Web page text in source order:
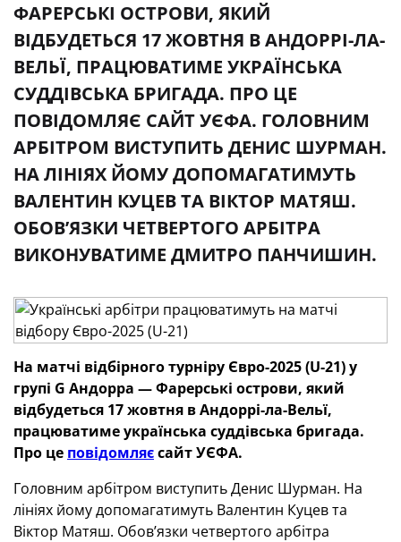
ФАРЕРСЬКІ ОСТРОВИ, ЯКИЙ
ВІДБУДЕТЬСЯ 17 ЖОВТНЯ В АНДОРРІ-ЛА-
ВЕЛЬЇ, ПРАЦЮВАТИМЕ УКРАЇНСЬКА
СУДДІВСЬКА БРИГАДА. ПРО ЦЕ
ПОВІДОМЛЯЄ САЙТ УЄФА. ГОЛОВНИМ
АРБІТРОМ ВИСТУПИТЬ ДЕНИС ШУРМАН.
НА ЛІНІЯХ ЙОМУ ДОПОМАГАТИМУТЬ
ВАЛЕНТИН КУЦЕВ ТА ВІКТОР МАТЯШ.
ОБОВ’ЯЗКИ ЧЕТВЕРТОГО АРБІТРА
ВИКОНУВАТИМЕ ДМИТРО ПАНЧИШИН.
На матчі відбірного турніру Євро-2025 (U-21) у
групі G Андорра — Фарерські острови, який
відбудеться 17 жовтня в Андоррі-ла-Вельї,
працюватиме українська суддівська бригада.
Про це повідомляєсайт УЄФА.
Головним арбітром виступить Денис Шурман. На
лініях йому допомагатимуть Валентин Куцев та
Віктор Матяш. Обов’язки четвертого арбітра